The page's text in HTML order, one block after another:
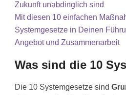
Zukunft unabdinglich sind
Mit diesen 10 einfachen
Systemgesetze in Deinen
Angebot und Zusammenarbeit
Was sind die 10
Die 10 Systemgesetze sind